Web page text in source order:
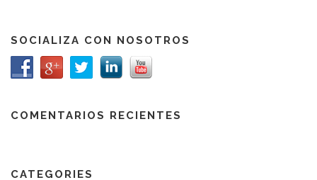
SOCIALIZA CON NOSOTROS
COMENTARIOS RECIENTES
CATEGORIES